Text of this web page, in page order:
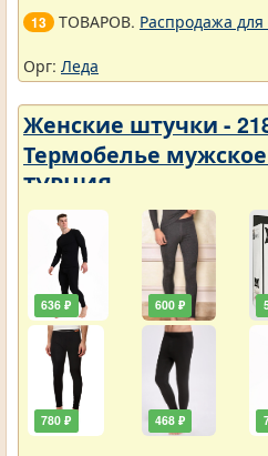
13 ТОВАРОВ. Распродажа
Орг: Леда
Женские штучки -
Термобелье
ТУРЦИЯ
636 ₽
780 ₽
600 ₽
468 ₽